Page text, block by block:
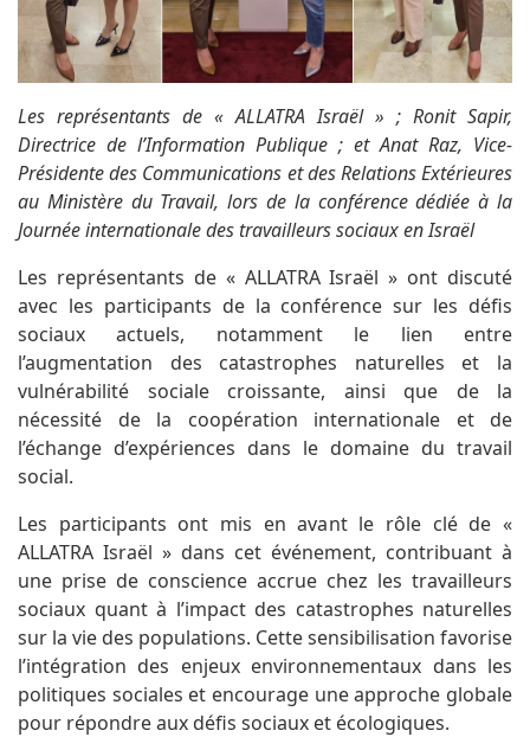
Les représentants de « ALLATRA Israël » ; Ronit Sapir,
Directrice de l’Information Publique ; et Anat Raz, Vice-
Présidente des Communications et des Relations Extérieures
au Ministère du Travail, lors de la conférence dédiée à la
Journée internationale des travailleurs sociaux en Israël
Les représentants de « ALLATRA Israël » ont discuté
avec les participants de la conférence sur les défis
sociaux actuels, notamment le lien entre
l’augmentation des catastrophes naturelles et la
vulnérabilité sociale croissante, ainsi que de la
nécessité de la coopération internationale et de
l’échange d’expériences dans le domaine du travail
social.
Les participants ont mis en avant le rôle clé de «
ALLATRA Israël » dans cet événement, contribuant à
une prise de conscience accrue chez les travailleurs
sociaux quant à l’impact des catastrophes naturelles
sur la vie des populations. Cette sensibilisation favorise
l’intégration des enjeux environnementaux dans les
politiques sociales et encourage une approche globale
pour répondre aux défis sociaux et écologiques.